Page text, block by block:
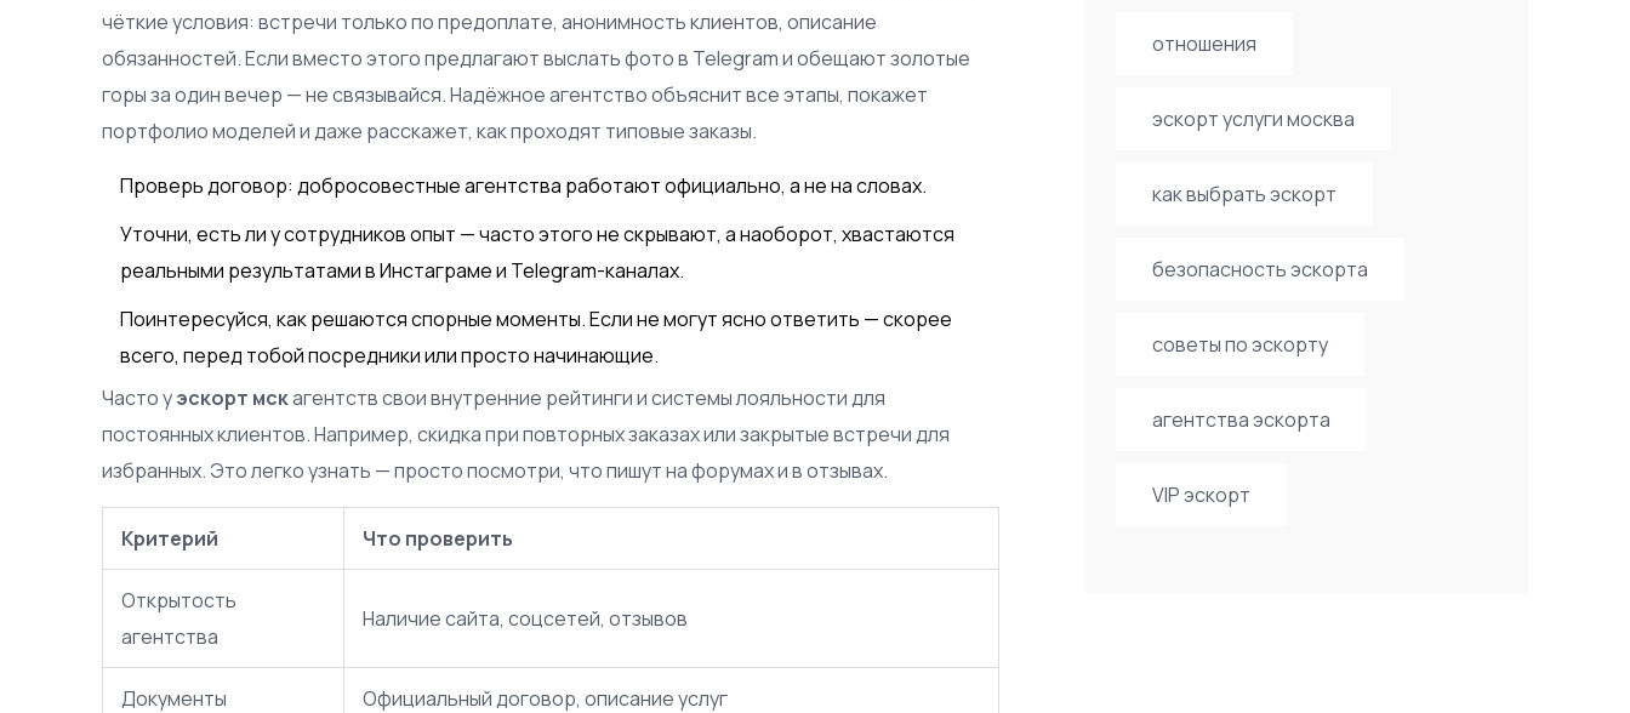
отношения
эскорт услуги москва
как выбрать эскорт
безопасность эскорта
советы по эскорту
агентства эскорта
VIP эскорт
чёткие условия: встречи только по предоплате, анонимность клиентов, описание
обязанностей. Если вместо этого предлагают выслать фото в Telegram и обещают золотые
горы за один вечер — не связывайся. Надёжное агентство объяснит все этапы, покажет
портфолио моделей и даже расскажет, как проходят типовые заказы.
Проверь договор: добросовестные агентства работают официально, а не на словах.
Уточни, есть ли у сотрудников опыт — часто этого не скрывают, а наоборот, хвастаются
реальными результатами в Инстаграме и Telegram-каналах.
Поинтересуйся, как решаются спорные моменты. Если не могут ясно ответить — скорее
всего, перед тобой посредники или просто начинающие.
Часто уэскорт мскагентств свои внутренние рейтинги и системы лояльности для
постоянных клиентов. Например, скидка при повторных заказах или закрытые встречи для
избранных. Это легко узнать — просто посмотри, что пишут на форумах и в отзывах.
Критерий Что проверить
Открытость
агентства
Наличие сайта, соцсетей, отзывов
Документы Официальный договор, описание услуг